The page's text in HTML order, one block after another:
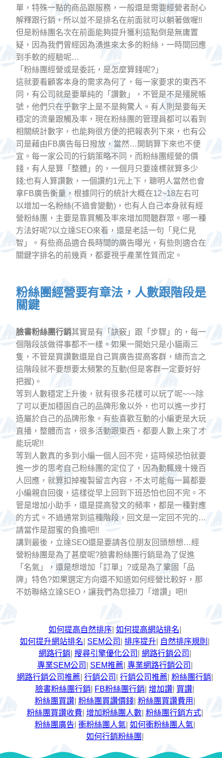
單，特殊一點的商品跟服務，一般還是需要經營者耐心
解釋跟行銷，所以並不是排名在前面就可以躺著做喔!!
但是粉絲團名次在前面能夠提升獲利這點倒是無庸置
疑，因為我們曾經因為湧進來太多的粉絲，一時間回應
到手軟的經驗呢…
「粉絲團經營或是委託，是怎麼算錢呢?」
這就要看顧客本身的需求為何了，每一家要求的東西不
同，有公司就是要單純的「讚數」，不管是不是殭屍帳
號，他們只在乎數字上是不是夠驚人。有人則是要每天
穩定的流量跟觸及率，現在粉絲團的管理員都可以看到
相關統計數字，也能夠很方便的把報表列下來，也有公
司是藉由FB廣告每日撥放，當然…開銷算下來也不便
宜。每一家公司的行銷策略不同，而粉絲團經營的價
錢，有人是算「整體」的，一個月只要達標就算多少
錢;也有人算讚數，一個讚約1元上下，聰明人當然也會
拿FB廣告衡量，根據同行的統計大概在12~18左右可
以增加一名粉絲(不過會變動)，也有人自己本身就有經
營粉絲團，主要是靠買觸及率來增加閱聽群眾。哪一種
方法好呢?以立達SEO來看，還是老話一句「見仁見
智」。有些商品適合長時間的廣告曝光，有些則適合在
關鍵字排名的前幾頁，都要視乎產業性質而定。
粉絲團經營要有章法，人數跟階段是
關鍵
臉書粉絲團行銷其實是有「訣竅」跟「步驟」的，每一
個階段該做得事都不一樣。如果一開始只是小貓兩三
隻，不管是買讚數還是自己買廣告提高客群，總而言之
這階段就不要想要太頻繁的互動(但是客群一定要好好
把握)。
等到人數穩定上升後，就有很多花樣可以玩了呢~~~除
了可以更加穩固自己的品牌形象以外，也可以進一步打
造屬於自己的品牌形象。有些喜歡互動的小編更是大玩
直播，整體而言，很多活動跟東西，都要人數上來了才
能玩呢!!
等到人數真的多到小編一個人回不完，這時候恐怕就要
進一步的思考自己粉絲團的定位了，因為動輒幾十幾百
人回應，就算扣掉複製留言內容，不太可能每一篇都要
小編親自回復，這樣從早上回到下班恐怕也回不完。不
管是增加小助手，還是提高發文的頻率，都是一種對應
的方式。不過通常到這種階段，回文是一定回不完的…
請當作是甜蜜的負擔吧!!
講到最後，立達SEO還是要請各位朋友回頭想想…經
營粉絲團是為了甚麼呢?臉書粉絲團行銷是為了促進
「名氣」，還是想增加「訂單」?或是為了鞏固「品
牌」特色?如果選定方向還不知道如何經營比較好，那
不妨聯絡立達SEO，讓我們為您操刀「增讚」吧!!
如何提高自然排序| 如何提高網站排名
如何提升網站排名 SEM公司 排序提升 自然排序規則
網路行銷 搜尋引擎優化公司 網路行銷公司
專業SEM公司
SEM推薦 專業網路行銷公司
網路行銷公司推薦 行銷公司 行銷公司推薦 粉絲團行銷
臉書粉絲團行銷
FB粉絲團行銷 增加讚 買讚
粉絲團買讚| 粉絲團買讚價錢| 粉絲團買讚費用
粉絲團買讚收費 增加粉絲團人數| 粉絲團行銷方式|
粉絲團廣告 衝粉絲團人氣| 如何衝粉絲團人氣|
如何行銷粉絲團